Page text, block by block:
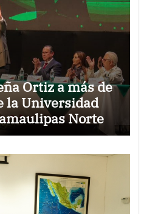
Ortiz a más de
la Universidad
Norte